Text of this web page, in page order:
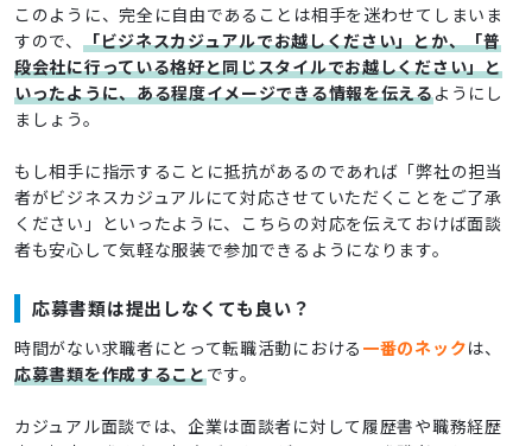
このように、完全に自由であることは相手を迷わせてしまいま
すので、 「ビジネスカジュアルでお越しください」とか、「普
段会社に行っている格好と同じスタイルでお越しください」と
いったように、ある程度イメージできる情報を伝えるようにし
ましょう。
もし相手に指示することに抵抗があるのであれば「弊社の担当
者がビジネスカジュアルにて対応させていただくことをご了承
ください」といったように、こちらの対応を伝えておけば面談
者も安心して気軽な服装で参加できるようになります。
応募書類は提出しなくても良い？
時間がない求職者にとって転職活動における 一番のネックは、
応募書類を作成することです。
カジュアル面談では、企業は面談者に対して履歴書や職務経歴